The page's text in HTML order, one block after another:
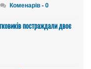
Коменарів - 0
постраждали двоє